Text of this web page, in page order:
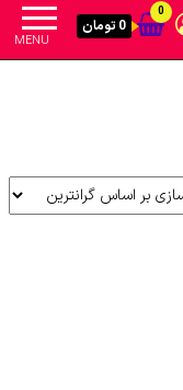
MENU
0
0 تومان